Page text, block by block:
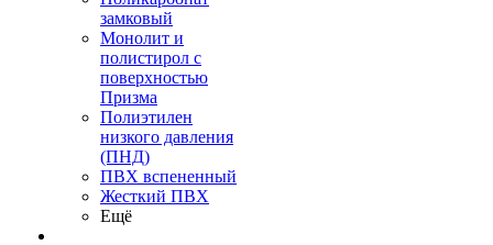
замковый
Монолит и
полистирол с
поверхностью
Призма
Полиэтилен
низкого давления
(ПНД)
ПВХ вспененный
Жесткий ПВХ
Ещё